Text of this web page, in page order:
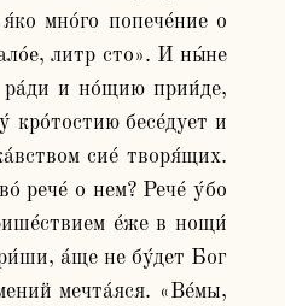
мно́го попече́ние о
литр сто». И ны́не
и но́щию прии́де,
бесе́дует и
сие́ творя́щих.
рече́ о нем? Рече́ у́бо
е́же в нощи́
а́ще не бу́дет Бог
мечта́яся. «Ве́мы,